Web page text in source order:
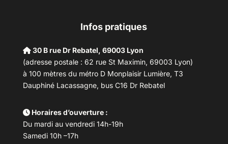
Infos pratiques
30 B rue Dr Rebatel, 69003 Lyon
(adresse postale : 62 rue St Maximin, 69003 Lyon)
à 100 mètres du métro D Monplaisir Lumière, T3
Dauphiné Lacassagne, bus C16 Dr Rebatel
Horaires d’ouverture :
Du mardi au vendredi 14h-19h
Samedi 10h –17h